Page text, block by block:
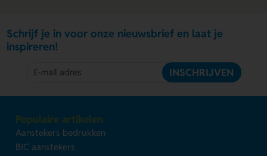
Schrijf je in voor onze nieuwsbrief en laat je
inspireren!
INSCHRIJVEN
Populaire artikelen
Aanstekers bedrukken
BIC aanstekers